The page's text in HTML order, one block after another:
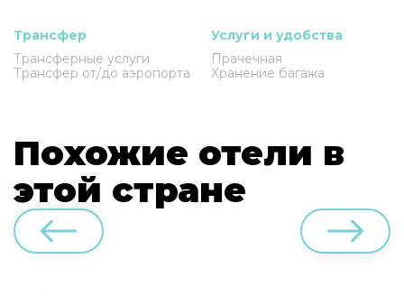
Трансфер
Трансферные услуги
Трансфер от/до аэропорта
Услуги и удобства
Прачечная
Хранение багажа
Похожие отели в
этой стране